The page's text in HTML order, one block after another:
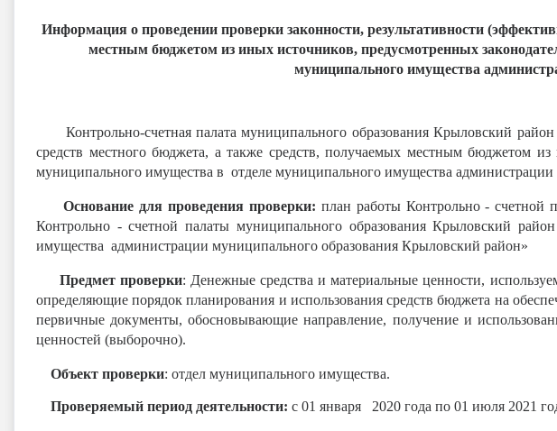
Информация о проведении проверки законности, результативности
местным бюджетом из иных источников, предусмотренных
муниципального имущества
Контрольно-счетная палата муниципального образования Крыловский район
средств местного бюджета, а также средств, получаемых местным бюджетом
муниципального имущества в отделе муниципального имущества
Основание для проведения проверки: план работы Контрольно - счетной
Контрольно - счетной палаты муниципального образования Крыловский
имущества администрации муниципального образования Крыловский район»
Предмет проверки: Денежные средства и материальные ценности,
определяющие порядок планирования и использования средств бюджета на
первичные документы, обосновывающие направление, получение и
ценностей (выборочно).
Объект проверки: отдел муниципального имущества.
Проверяемый период деятельности: с 01 января 2020 года по 01 июля 2021